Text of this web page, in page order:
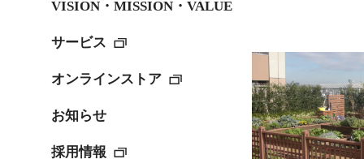
VISION・MISSION・VALUE
サービス
オンラインストア
お知らせ
採用情報